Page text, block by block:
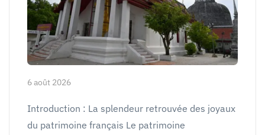
6 août 2026
Introduction : La splendeur retrouvée des joyaux
du patrimoine français Le patrimoine